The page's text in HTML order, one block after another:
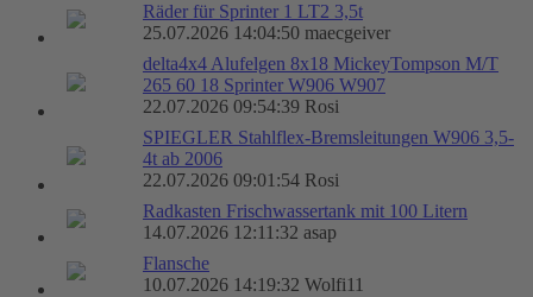
Räder für Sprinter 1 LT2 3,5t
25.07.2026 14:04:50 maecgeiver
delta4x4 Alufelgen 8x18 MickeyTompson M/T
265 60 18 Sprinter W906 W907
22.07.2026 09:54:39 Rosi
SPIEGLER Stahlflex-Bremsleitungen W906 3,5-
4t ab 2006
22.07.2026 09:01:54 Rosi
Radkasten Frischwassertank mit 100 Litern
14.07.2026 12:11:32 asap
Flansche
10.07.2026 14:19:32 Wolfi11